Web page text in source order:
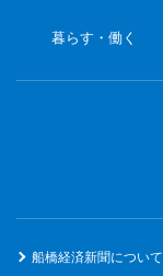
暮らす・働く
船橋経済新聞について